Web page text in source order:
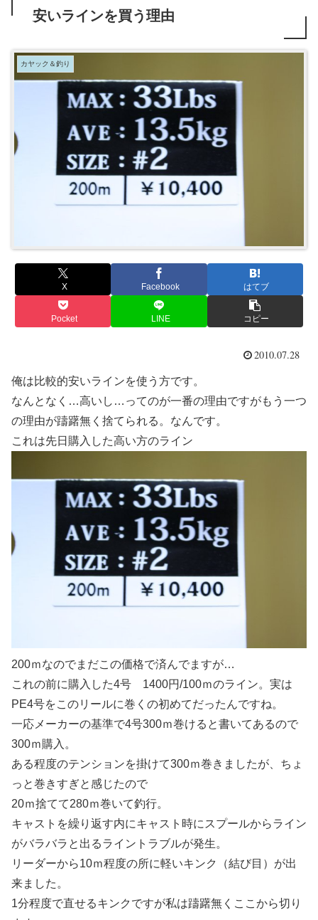
安いラインを買う理由
カヤック＆釣り
X Facebook はてブ
Pocket LINE コピー
2010.07.28
俺は比較的安いラインを使う方です。
なんとなく…高いし…ってのが一番の理由ですがもう一つ
の理由が躊躇無く捨てられる。なんです。
これは先日購入した高い方のライン
200ｍなのでまだこの価格で済んでますが…
これの前に購入した4号 1400円/100ｍのライン。実は
PE4号をこのリールに巻くの初めてだったんですね。
一応メーカーの基準で4号300ｍ巻けると書いてあるので
300ｍ購入。
ある程度のテンションを掛けて300ｍ巻きましたが、ちょ
っと巻きすぎと感じたので
20ｍ捨てて280ｍ巻いて釣行。
キャストを繰り返す内にキャスト時にスプールからライン
がバラバラと出るライントラブルが発生。
リーダーから10ｍ程度の所に軽いキンク（結び目）が出
来ました。
1分程度で直せるキンクですが私は躊躇無くここから切り